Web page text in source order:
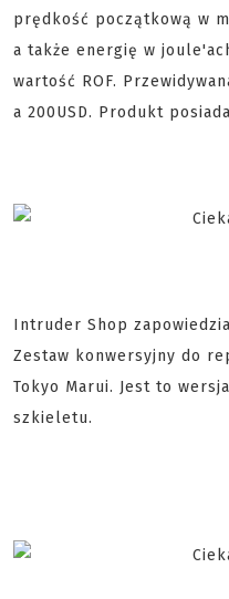
prędkość początkową w
a także energię w
wartość ROF.
a 200USD. Produkt
Intruder Shop
Zestaw konwersyjny do
Tokyo Marui. Jest to
szkieletu.